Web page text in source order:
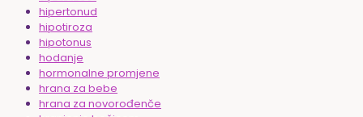
hipertonud
hipotiroza
hipotonus
hodanje
hormonalne promjene
hrana za bebe
hrana za novorođenče